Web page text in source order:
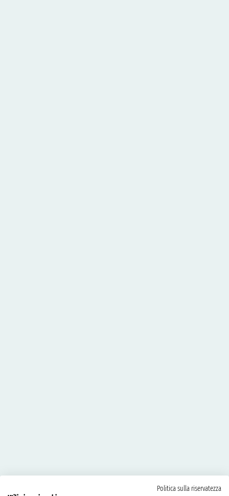
Politica sulla riservatezza